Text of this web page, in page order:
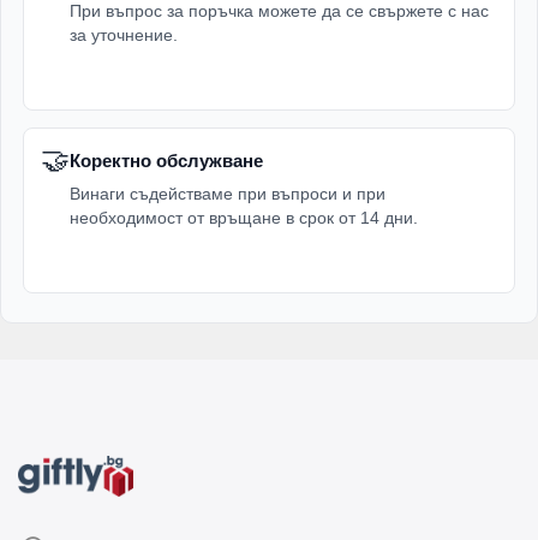
При въпрос за поръчка можете да се свържете с нас
за уточнение.
🤝Коректно обслужване
Винаги съдействаме при въпроси и при
необходимост от връщане в срок от 14 дни.